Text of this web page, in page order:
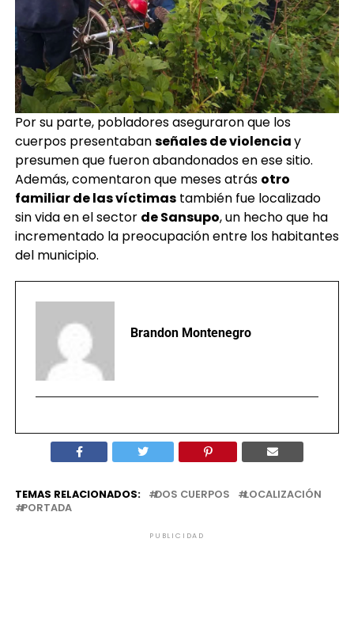
Por su parte, pobladores aseguraron que los
cuerpos presentabanseñales de violenciay
presumen que fueron abandonados en ese sitio.
Además, comentaron que meses atrás otro
familiar de las víctimastambién fue localizado
sin vida en el sector de Sansupo, un hecho que ha
incrementado la preocupación entre los habitantes
del municipio.
Brandon Montenegro
TEMAS RELACIONADOS: DOS CUERPOS
LOCALIZACIÓN
PORTADA
PUBLICIDAD